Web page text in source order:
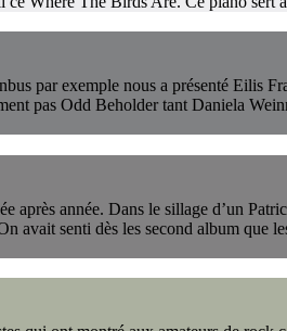
par exemple nous a présenté Eilis
pas Odd Beholder tant Daniela
après année. Dans le sillage d’un
avait senti dès les second album que